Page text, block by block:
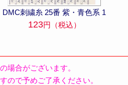
DMC刺繍糸 25番 紫・青色系 1
123円（税込）
場合がございます。
ので予めご了承ください。